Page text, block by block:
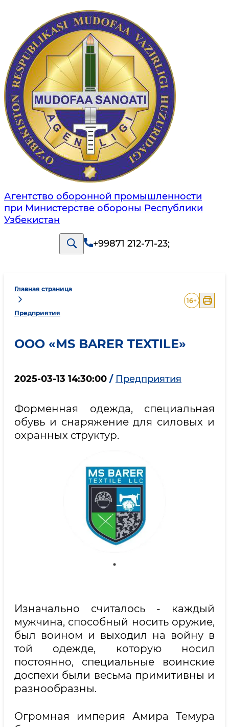
Агентство оборонной промышленности
при Министерстве обороны Республики
Узбекистан
+99871 212-71-23;
Главная страница
Предприятия
16+
ООО «MS BARER TEXTILE»
2025-03-13 14:30:00 / Предприятия
Форменная одежда, специальная
обувь и снаряжение для силовых и
охранных структур.
Изначально считалось - каждый
мужчина, способный носить оружие,
был воином и выходил на войну в
той одежде, которую носил
постоянно, специальные воинские
доспехи были весьма примитивны и
разнообразны.
Огромная империя Амира Темура